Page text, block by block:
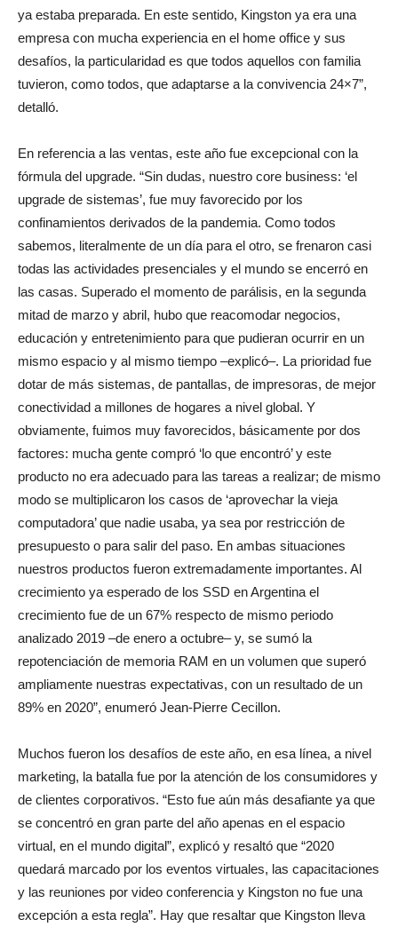
ya estaba preparada. En este sentido, Kingston ya era una
empresa con mucha experiencia en el home office y sus
desafíos, la particularidad es que todos aquellos con familia
tuvieron, como todos, que adaptarse a la convivencia 24×7”,
detalló.
En referencia a las ventas, este año fue excepcional con la
fórmula del upgrade. “Sin dudas, nuestro core business: ‘el
upgrade de sistemas’, fue muy favorecido por los
confinamientos derivados de la pandemia. Como todos
sabemos, literalmente de un día para el otro, se frenaron casi
todas las actividades presenciales y el mundo se encerró en
las casas. Superado el momento de parálisis, en la segunda
mitad de marzo y abril, hubo que reacomodar negocios,
educación y entretenimiento para que pudieran ocurrir en un
mismo espacio y al mismo tiempo –explicó–. La prioridad fue
dotar de más sistemas, de pantallas, de impresoras, de mejor
conectividad a millones de hogares a nivel global. Y
obviamente, fuimos muy favorecidos, básicamente por dos
factores: mucha gente compró ‘lo que encontró’ y este
producto no era adecuado para las tareas a realizar; de mismo
modo se multiplicaron los casos de ‘aprovechar la vieja
computadora’ que nadie usaba, ya sea por restricción de
presupuesto o para salir del paso. En ambas situaciones
nuestros productos fueron extremadamente importantes. Al
crecimiento ya esperado de los SSD en Argentina el
crecimiento fue de un 67% respecto de mismo periodo
analizado 2019 –de enero a octubre– y, se sumó la
repotenciación de memoria RAM en un volumen que superó
ampliamente nuestras expectativas, con un resultado de un
89% en 2020”, enumeró Jean-Pierre Cecillon.
Muchos fueron los desafíos de este año, en esa línea, a nivel
marketing, la batalla fue por la atención de los consumidores y
de clientes corporativos. “Esto fue aún más desafiante ya que
se concentró en gran parte del año apenas en el espacio
virtual, en el mundo digital”, explicó y resaltó que “2020
quedará marcado por los eventos virtuales, las capacitaciones
y las reuniones por video conferencia y Kingston no fue una
excepción a esta regla”. Hay que resaltar que Kingston lleva